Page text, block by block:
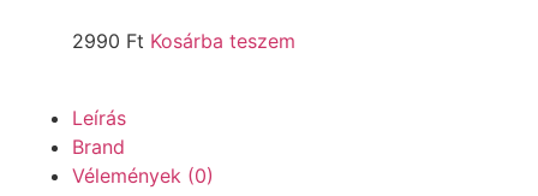
2990 Ft Kosárba teszem
Leírás
Brand
Vélemények (0)